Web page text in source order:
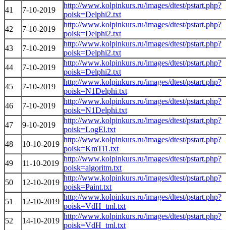
41
7-10-2019
http://www.kolpinkurs.ru/images/dtest/pstart.php?
poisk=Delphi2.txt
42
7-10-2019
http://www.kolpinkurs.ru/images/dtest/pstart.php?
poisk=Delphi2.txt
43
7-10-2019
http://www.kolpinkurs.ru/images/dtest/pstart.php?
poisk=Delphi2.txt
44
7-10-2019
http://www.kolpinkurs.ru/images/dtest/pstart.php?
poisk=Delphi2.txt
45
7-10-2019
http://www.kolpinkurs.ru/images/dtest/pstart.php?
poisk=N1Delphi.txt
46
7-10-2019
http://www.kolpinkurs.ru/images/dtest/pstart.php?
poisk=N1Delphi.txt
47
9-10-2019
http://www.kolpinkurs.ru/images/dtest/pstart.php?
poisk=LogEl.txt
48
10-10-2019
http://www.kolpinkurs.ru/images/dtest/pstart.php?
poisk=KmTl1.txt
49
11-10-2019
http://www.kolpinkurs.ru/images/dtest/pstart.php?
poisk=algoritm.txt
50
12-10-2019
http://www.kolpinkurs.ru/images/dtest/pstart.php?
poisk=Paint.txt
51
12-10-2019
http://www.kolpinkurs.ru/images/dtest/pstart.php?
poisk=VdH_tml.txt
52
14-10-2019
http://www.kolpinkurs.ru/images/dtest/pstart.php?
poisk=VdH_tml.txt